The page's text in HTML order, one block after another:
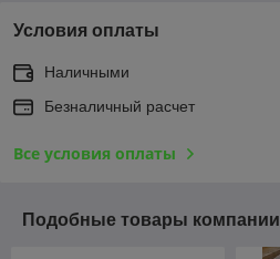
Условия оплаты
Наличными
Безналичный расчет
Все условия оплаты
Подобные товары компании